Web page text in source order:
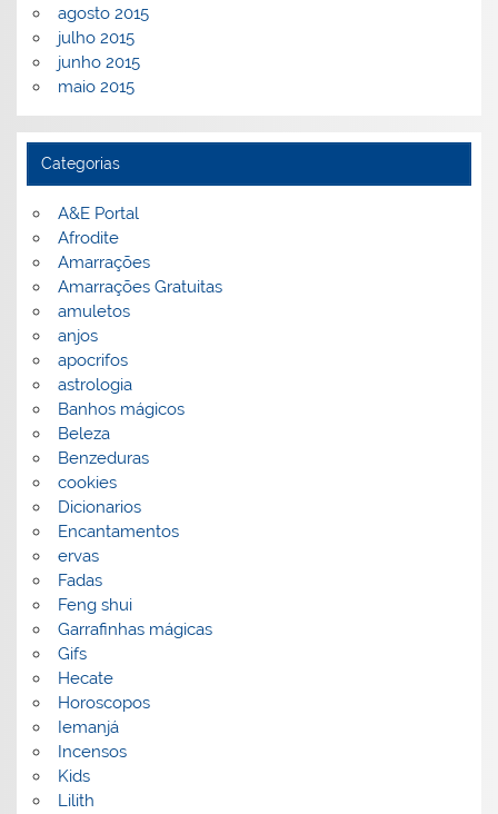
agosto 2015
julho 2015
junho 2015
maio 2015
Categorias
A&E Portal
Afrodite
Amarrações
Amarrações Gratuitas
amuletos
anjos
apocrifos
astrologia
Banhos mágicos
Beleza
Benzeduras
cookies
Dicionarios
Encantamentos
ervas
Fadas
Feng shui
Garrafinhas mágicas
Gifs
Hecate
Horoscopos
Iemanjá
Incensos
Kids
Lilith